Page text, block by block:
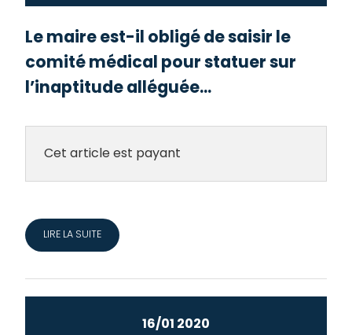
Le maire est-il obligé de saisir le
comité médical pour statuer sur
l’inaptitude alléguée...
Cet article est payant
LIRE LA SUITE
16/01 2020